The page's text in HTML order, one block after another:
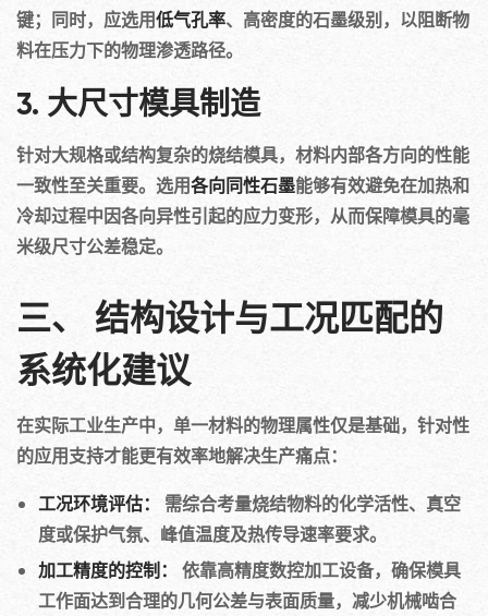
键；同时，应选用低气孔率、高密度的石墨级别，以阻断物
料在压力下的物理渗透路径。
3. 大尺寸模具制造
针对大规格或结构复杂的烧结模具，材料内部各方向的性能
一致性至关重要。选用各向同性石墨能够有效避免在加热和
冷却过程中因各向异性引起的应力变形，从而保障模具的毫
米级尺寸公差稳定。
三、 结构设计与工况匹配的
系统化建议
在实际工业生产中，单一材料的物理属性仅是基础，针对性
的应用支持才能更有效率地解决生产痛点：
工况环境评估：
需综合考量烧结物料的化学活性、真空
度或保护气氛、峰值温度及热传导速率要求。
加工精度的控制：
依靠高精度数控加工设备，确保模具
工作面达到合理的几何公差与表面质量，减少机械啮合